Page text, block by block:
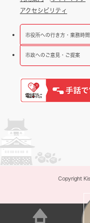
アクセシビリティ
市役所への行き方・業務時間
市政へのご意見・ご提案
Copyright